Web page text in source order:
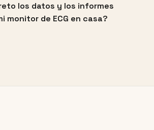
los datos y los informes
monitor de ECG en casa?